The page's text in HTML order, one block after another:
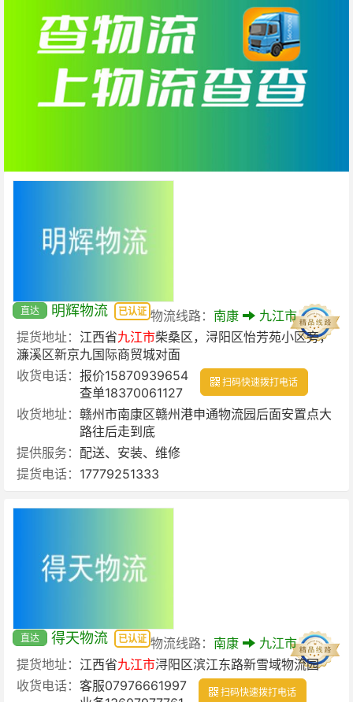
直达 明辉物流 已认证 物流线路： 南康
九江市
提货地址： 江西省九江市柴桑区，浔阳区怡芳苑小区旁，
濂溪区新京九国际商贸城对面
收货电话： 报价15870939654
查单18370061127
扫码快速拨打电话
收货地址： 赣州市南康区赣州港申通物流园后面安置点大
路往后走到底
提供服务： 配送、安装、维修
提货电话： 17779251333
直达 得天物流 已认证 物流线路： 南康
九江市
提货地址： 江西省九江市浔阳区滨江东路新雪域物流园
收货电话： 客服07976661997
扫码快速拨打电话